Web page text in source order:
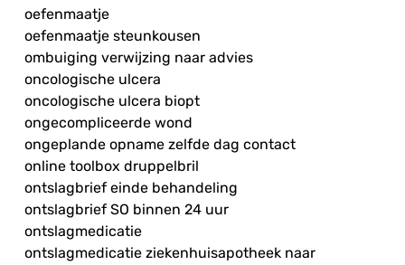
oefenmaatje
oefenmaatje steunkousen
ombuiging verwijzing naar advies
oncologische ulcera
oncologische ulcera biopt
ongecompliceerde wond
ongeplande opname zelfde dag contact
online toolbox druppelbril
ontslagbrief einde behandeling
ontslagbrief SO binnen 24 uur
ontslagmedicatie
ontslagmedicatie ziekenhuisapotheek naar